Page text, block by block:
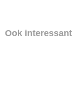
Ook interessant